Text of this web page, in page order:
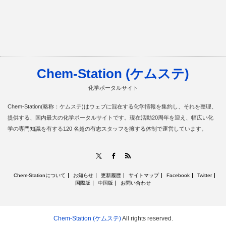
Chem-Station (ケムステ)
化学ポータルサイト
Chem-Station(略称：ケムステ)はウェブに混在する化学情報を集約し、それを整理、
提供する、国内最大の化学ポータルサイトです。現在活動20周年を迎え、幅広い化
学の専門知識を有する120 名超の有志スタッフを擁する体制で運営しています。
Facebook
Chem-Stationについて お知らせ 更新履歴 サイトマップ Facebook
Twitter
国際版
中国版 お問い合わせ
Chem-Station (ケムステ)All rights reserved.